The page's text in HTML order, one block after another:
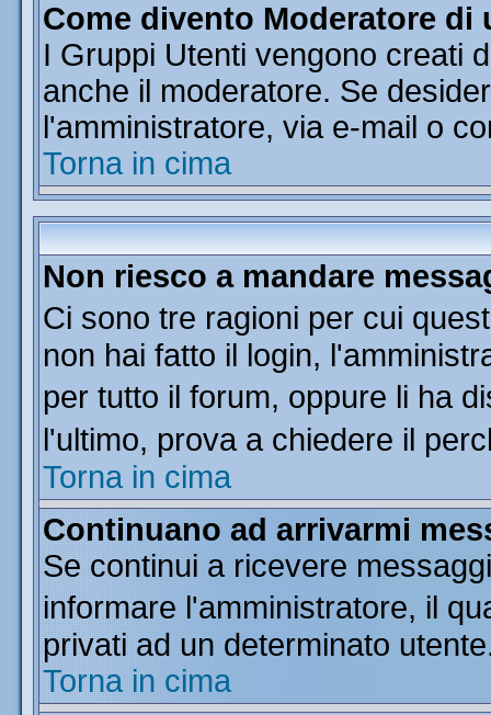
Come divento Moderatore di
I Gruppi Utenti vengono creati
anche il moderatore. Se
l'amministratore, via e-mail o
Torna in cima
Non riesco a mandare
Ci sono tre ragioni per cui
non hai fatto il login,
per tutto il forum, oppure li ha
l'ultimo, prova a chiedere il
Torna in cima
Continuano ad arrivarmi
Se continui a ricevere
informare l'amministratore, il
privati ad un determinato
Torna in cima